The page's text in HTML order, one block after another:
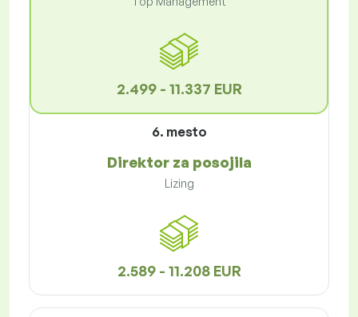
2.499 - 11.337 EUR
6. mesto
Direktor za posojila
Lizing
2.589 - 11.208 EUR